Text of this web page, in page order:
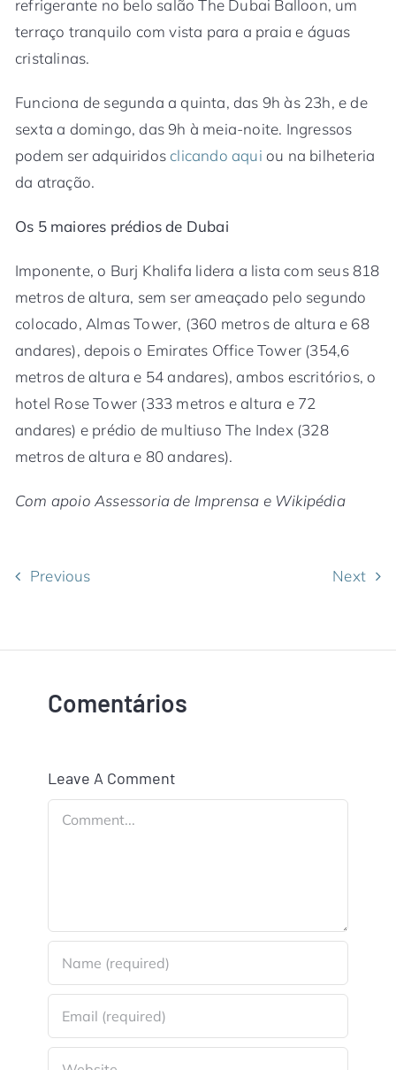
refrigerante no belo salão The Dubai Balloon, um
terraço tranquilo com vista para a praia e águas
cristalinas.
Funciona de segunda a quinta, das 9h às 23h, e de
sexta a domingo, das 9h à meia-noite. Ingressos
podem ser adquiridos clicando aqui ou na bilheteria
da atração.
Os 5 maiores prédios de Dubai
Imponente, o Burj Khalifa lidera a lista com seus 818
metros de altura, sem ser ameaçado pelo segundo
colocado, Almas Tower, (360 metros de altura e 68
andares), depois o Emirates Office Tower (354,6
metros de altura e 54 andares), ambos escritórios, o
hotel Rose Tower (333 metros e altura e 72
andares) e prédio de multiuso The Index (328
metros de altura e 80 andares).
Com apoio Assessoria de Imprensa e Wikipédia
Previous Next
Comentários
Leave A Comment
Comment